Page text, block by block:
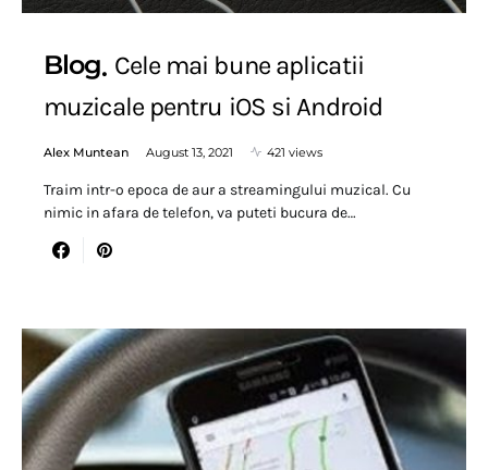
Blog Cele mai bune aplicatii
muzicale pentru iOS si Android
Alex Muntean August 13, 2021 421 views
Traim intr-o epoca de aur a streamingului muzical. Cu
nimic in afara de telefon, va puteti bucura de…